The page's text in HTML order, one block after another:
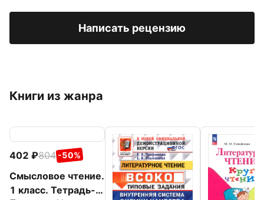
Написать рецензию
Книги из жанра
402 804 -50%
Смысловое чтение.
1 класс. Тетрадь-